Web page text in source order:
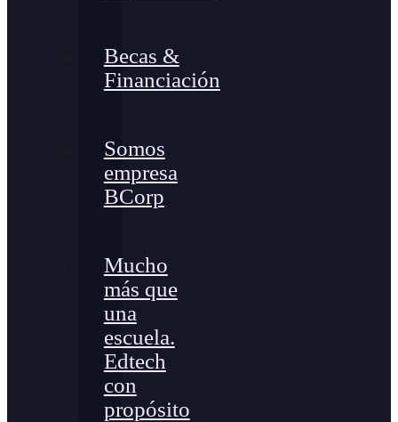
Becas &
Financiación
Somos
empresa
BCorp
Mucho
más que
una
escuela.
Edtech
con
propósito